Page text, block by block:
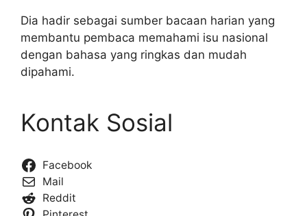
Dia hadir sebagai sumber bacaan harian yang
membantu pembaca memahami isu nasional
dengan bahasa yang ringkas dan mudah
dipahami.
Kontak Sosial
Facebook
Mail
Reddit